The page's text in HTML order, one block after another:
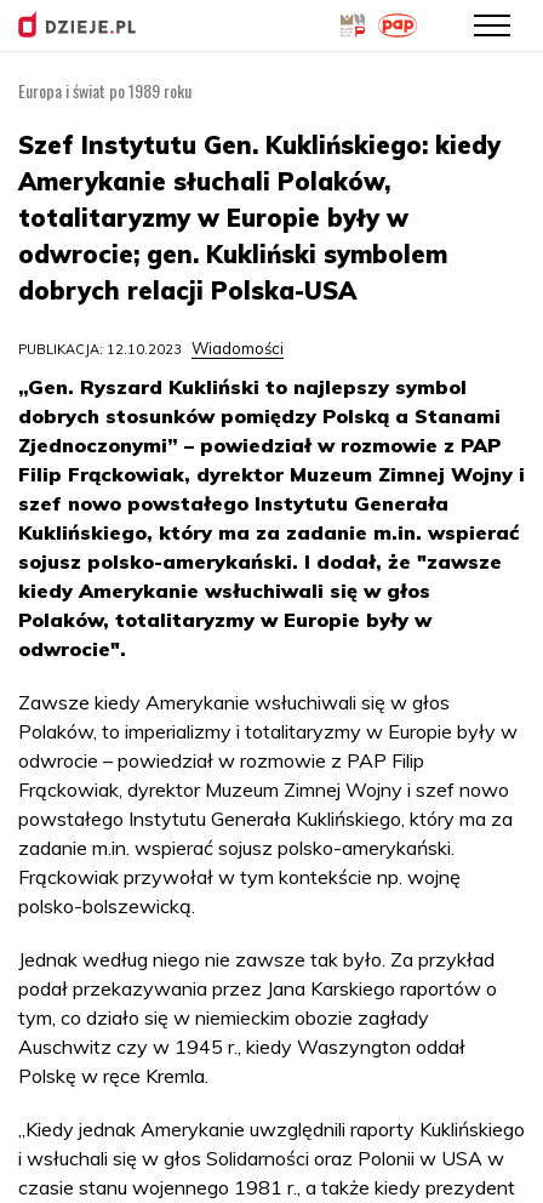
treści
Europa i świat po 1989 roku
Szef Instytutu Gen. Kuklińskiego: kiedy
Amerykanie słuchali Polaków,
totalitaryzmy w Europie były w
odwrocie; gen. Kukliński symbolem
dobrych relacji Polska-USA
PUBLIKACJA: 12.10.2023 Wiadomości
„Gen. Ryszard Kukliński to najlepszy symbol
dobrych stosunków pomiędzy Polską a Stanami
Zjednoczonymi” – powiedział w rozmowie z PAP
Filip Frąckowiak, dyrektor Muzeum Zimnej Wojny i
szef nowo powstałego Instytutu Generała
Kuklińskiego, który ma za zadanie m.in. wspierać
sojusz polsko-amerykański. I dodał, że "zawsze
kiedy Amerykanie wsłuchiwali się w głos
Polaków, totalitaryzmy w Europie były w
odwrocie".
Zawsze kiedy Amerykanie wsłuchiwali się w głos
Polaków, to imperializmy i totalitaryzmy w Europie były w
odwrocie – powiedział w rozmowie z PAP Filip
Frąckowiak, dyrektor Muzeum Zimnej Wojny i szef nowo
powstałego Instytutu Generała Kuklińskiego, który ma za
zadanie m.in. wspierać sojusz polsko-amerykański.
Frąckowiak przywołał w tym kontekście np. wojnę
polsko-bolszewicką.
Jednak według niego nie zawsze tak było. Za przykład
podał przekazywania przez Jana Karskiego raportów o
tym, co działo się w niemieckim obozie zagłady
Auschwitz czy w 1945 r., kiedy Waszyngton oddał
Polskę w ręce Kremla.
„Kiedy jednak Amerykanie uwzględnili raporty Kuklińskiego
i wsłuchali się w głos Solidarności oraz Polonii w USA w
czasie stanu wojennego 1981 r., a także kiedy prezydent